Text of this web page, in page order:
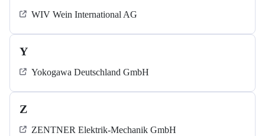
WIV Wein International AG
Y
Yokogawa Deutschland GmbH
Z
ZENTNER Elektrik-Mechanik GmbH